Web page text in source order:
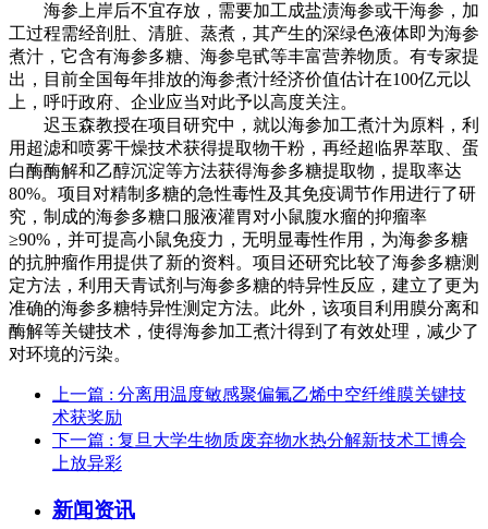
海参上岸后不宜存放，需要加工成盐渍海参或干海参，加
工过程需经剖肚、清脏、蒸煮，其产生的深绿色液体即为海参
煮汁，它含有海参多糖、海参皂甙等丰富营养物质。有专家提
出，目前全国每年排放的海参煮汁经济价值估计在100亿元以
上，呼吁政府、企业应当对此予以高度关注。
迟玉森教授在项目研究中，就以海参加工煮汁为原料，利
用超滤和喷雾干燥技术获得提取物干粉，再经超临界萃取、蛋
白酶酶解和乙醇沉淀等方法获得海参多糖提取物，提取率达
80%。项目对精制多糖的急性毒性及其免疫调节作用进行了研
究，制成的海参多糖口服液灌胃对小鼠腹水瘤的抑瘤率
≥90%，并可提高小鼠免疫力，无明显毒性作用，为海参多糖
的抗肿瘤作用提供了新的资料。项目还研究比较了海参多糖测
定方法，利用天青试剂与海参多糖的特异性反应，建立了更为
准确的海参多糖特异性测定方法。此外，该项目利用膜分离和
酶解等关键技术，使得海参加工煮汁得到了有效处理，减少了
对环境的污染。
上一篇 : 分离用温度敏感聚偏氟乙烯中空纤维膜关键技
术获奖励
下一篇 : 复旦大学生物质废弃物水热分解新技术工博会
上放异彩
新闻资讯